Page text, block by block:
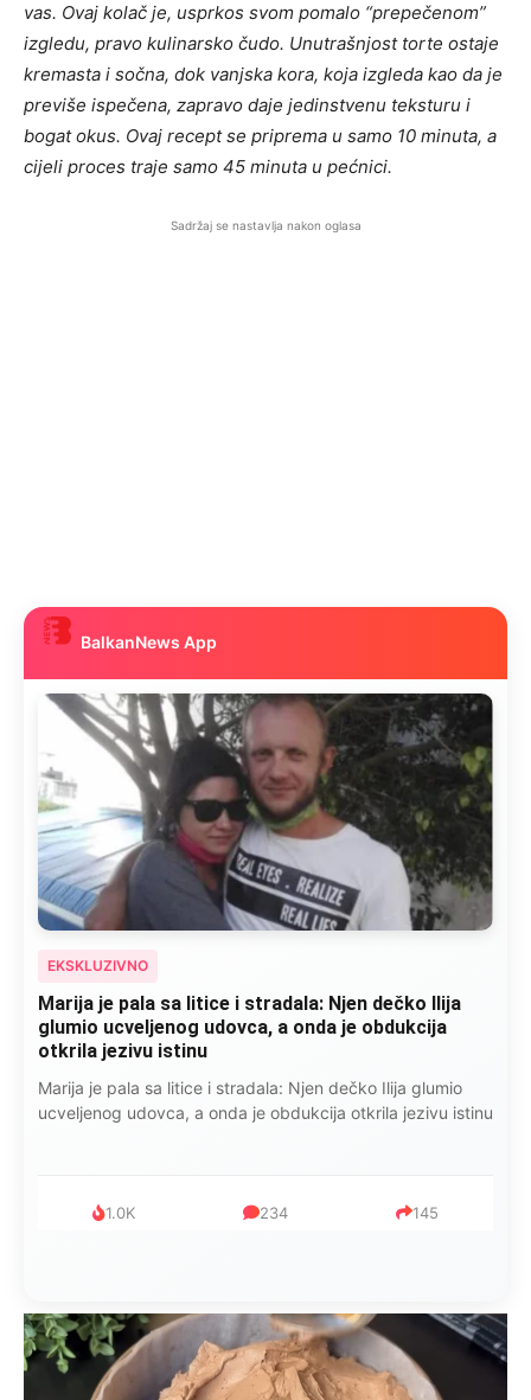
vas. Ovaj kolač je, usprkos svom pomalo “prepečenom”
izgledu, pravo kulinarsko čudo. Unutrašnjost torte ostaje
kremasta i sočna, dok vanjska kora, koja izgleda kao da je
previše ispečena, zapravo daje jedinstvenu teksturu i
bogat okus. Ovaj recept se priprema u samo 10 minuta, a
cijeli proces traje samo 45 minuta u pećnici.
Sadržaj se nastavlja nakon oglasa
BalkanNews App
EKSKLUZIVNO
Marija je pala sa litice i stradala: Njen dečko Ilija
glumio ucveljenog udovca, a onda je obdukcija
otkrila jezivu istinu
Marija je pala sa litice i stradala: Njen dečko Ilija glumio
ucveljenog udovca, a onda je obdukcija otkrila jezivu istinu
1.0K 234 145